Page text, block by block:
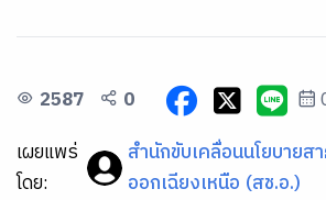
2587 0
เผยแพร่
โดย:
สำนักขับเคลื่อนนโยบายส
ออกเฉียงเหนือ (สช.อ.)